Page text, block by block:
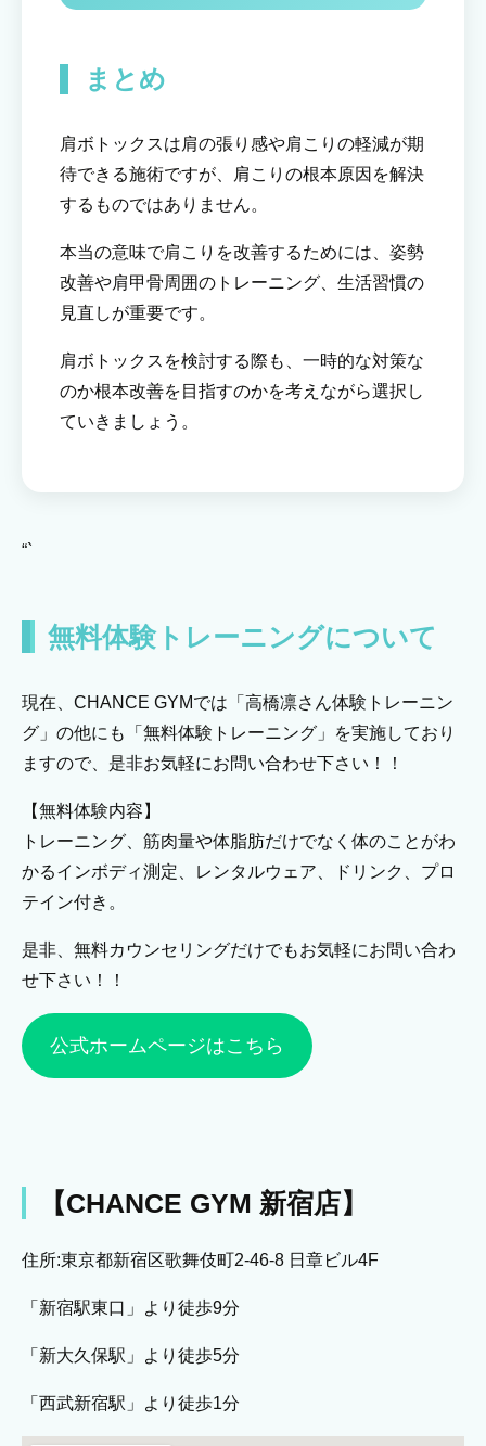
まとめ
肩ボトックスは肩の張り感や肩こりの軽減が期
待できる施術ですが、肩こりの根本原因を解決
するものではありません。
本当の意味で肩こりを改善するためには、姿勢
改善や肩甲骨周囲のトレーニング、生活習慣の
見直しが重要です。
肩ボトックスを検討する際も、一時的な対策な
のか根本改善を目指すのかを考えながら選択し
ていきましょう。
“`
無料体験トレーニングについて
現在、CHANCE GYMでは「高橋凛さん体験トレーニン
グ」の他にも「無料体験トレーニング」を実施しており
ますので、是非お気軽にお問い合わせ下さい！！
【無料体験内容】
トレーニング、筋肉量や体脂肪だけでなく体のことがわ
かるインボディ測定、レンタルウェア、ドリンク、プロ
テイン付き。
是非、無料カウンセリングだけでもお気軽にお問い合わ
せ下さい！！
公式ホームページはこちら
【CHANCE GYM 新宿店】
住所:東京都新宿区歌舞伎町2-46-8 日章ビル4F
「新宿駅東口」より徒歩9分
「新大久保駅」より徒歩5分
「西武新宿駅」より徒歩1分